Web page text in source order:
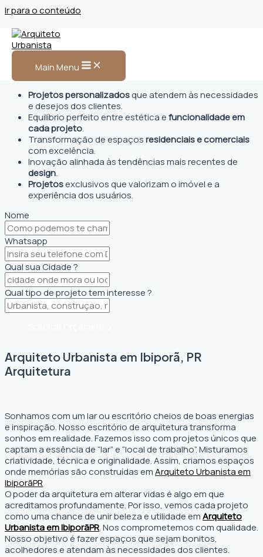
Ir para o conteúdo
Main Menu
Arquiteto Urbanista em
Ibiporã, PR
Projetos personalizadosque atendem às necessidades
e desejos dos clientes.
Equilíbrio perfeito entre estética efuncionalidade em
cada projeto.
Transformação de espaçosresidenciais e comerciais
com excelência.
Inovação alinhada às tendências mais recentes de
design.
Projetosexclusivos que valorizam o imóvel e a
experiência dos usuários.
Nome
Whatsapp
Qual sua Cidade ?
Qual tipo de projeto tem interesse ?
Arquiteto Urbanista em Ibiporã, PR
Arquitetura
Sonhamos com um lar ou escritório cheios de boas energias
e inspiração. Nosso escritório de arquitetura transforma
sonhos em realidade. Fazemos isso com projetos únicos que
captam a essência de “lar” e “local de trabalho”. Misturamos
criatividade, técnica e originalidade. Assim, criamos espaços
onde memórias são construídas emArquiteto Urbanista em
IbiporãPR
O poder da arquitetura em alterar vidas é algo em que
acreditamos profundamente. Por isso, vemos cada projeto
como uma chance de unir beleza e utilidade emArquiteto
Urbanista em IbiporãPR. Nos comprometemos com qualidade.
Nosso objetivo é fazer espaços que sejam bonitos,
acolhedores e atendam às necessidades dos clientes.